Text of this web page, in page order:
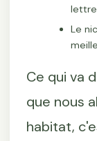
Le
Ce qui va
que nous
habitat,